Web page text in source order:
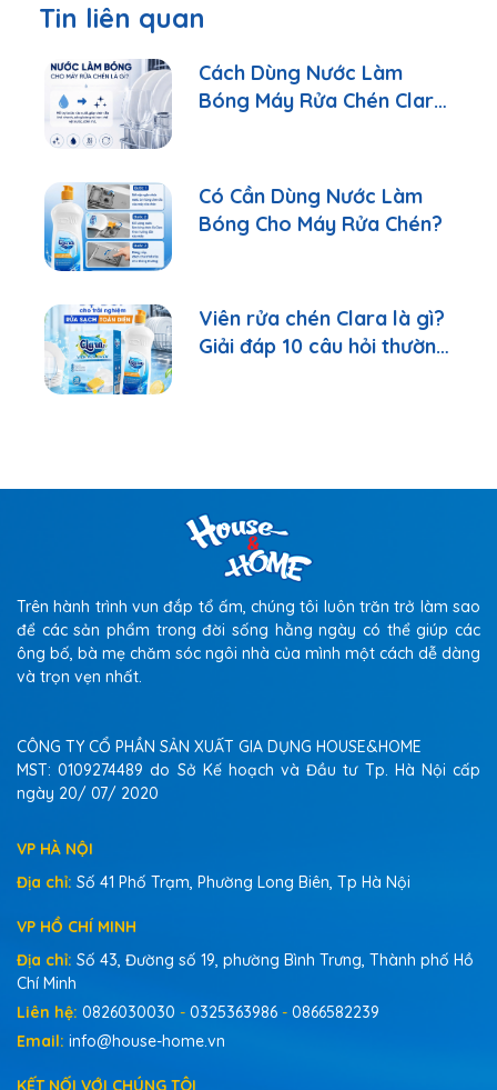
Tin liên quan
Cách Dùng Nước Làm
Bóng Máy Rửa Chén Clara
Có Cần Dùng Nước Làm
Bóng Cho Máy Rửa Chén?
Viên rửa chén Clara là gì?
Giải đáp 10 câu hỏi thường
Trên hành trình vun đắp tổ ấm, chúng tôi luôn trăn trở làm sao
để các sản phẩm trong đời sống hằng ngày có thể giúp các
ông bố, bà mẹ chăm sóc ngôi nhà của mình một cách dễ dàng
và trọn vẹn nhất.
CÔNG TY CỔ PHẦN SẢN XUẤT GIA DỤNG HOUSE&HOME
MST: 0109274489 do Sở Kế hoạch và Đầu tư Tp. Hà Nội cấp
ngày 20/ 07/ 2020
VP HÀ NỘI
Địa chỉ: Số 41 Phố Trạm, Phường Long Biên, Tp Hà Nội
VP HỒ CHÍ MINH
Địa chỉ: Số 43, Đường số 19, phường Bình Trưng, Thành phố Hồ
Chí Minh
Liên hệ: 0826030030 - 0325363986 - 0866582239
Email: info@house-home.vn
KẾT NỐI VỚI CHÚNG TÔI